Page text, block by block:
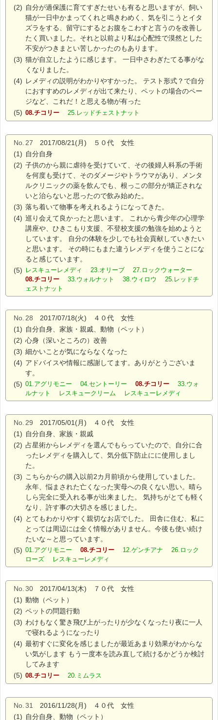
(2) 自分が過保護に育てすぎたせいも有ると思いますが、飼い
猫が一日中かまってくれと鳴きわめく、気を引こうとイタ
ズラをする、留守にするとお腹をこわすと言うのを改善し
たく買いました。それと以前より私は心配性で漠然とした
不安がつきまとい苦しかったのもあります。
(3) 猫が自立したように感じます。 一日中さわぎたてる事がな
くなりました。
(4) レメディの説明がわかりやすかった。 テスト形式？で自分
におすすめのレメディが出て来たり、ペットの場合のペー
ジなど、これだ！と思える物が有った
(5) 08.チコリー 25.レッドチェストナット
No. 27 2017/08/21(月) ５０代 女性
(1) 自分自身
(2) 子供のから親に虐待を受けていて、その後婦人科系の手術
を何度も受けて、そのダメージやトラウマがあり、メンタ
ルクリニックの薬を飲んでも、根っこの部分が矯正されな
いと治らないと思ったので飲み始めた。
(3) 落ち着いて物事を考えれるようになってきた。
(4) 巡り会えて良かったと思います。 これから青少年の心理学
講座や、ひきこもり支援、不登校支援の勉強を始めようと
しています。 自分の体験を少しでも社会貢献していきたい
と思います。 その時にもまた違うレメディを使うことにな
ると感じています。
(5) レスキューレメディ 23.オリーブ 27.ロックウォーター
08.チコリー
33.ウォルナット 38.ウィロウ 25.レッドチ
ェストナット
No. 28 2017/07/18(火) ４０代 女性
(1) 自分自身、家族・親戚、動物（ペット）
(2) 心身（深いところの）改善
(3) 細かいことが気にならなくなった
(4) アドバイスや情報に感謝してます。ありがとうございま
す。
(5) 01.アグリモニー 04.セントーリー 08.チコリー
33.ウォ
ルナット レスキュークリーム レスキューレメディ
No. 29 2017/05/01(月) ４０代 女性
(1) 自分自身、家族・親戚
(2) 占星術からレメディを選んでもらっていたので、自分に合
ったレメディを購入して、気分低下防止にに使用しまし
た。
(3) こちらからの購入以前2カ月前頃から使用していました。
永年、悩まされた亡くなった実母への良くない思い。晴ら
しら完全に受入れる事が出来ました。 気持ちがとても軽く
なり、許す事の大切さを感じました。
(4) とてもわかりやすく親切なお店でした。 田舎に住む、私に
とっては周辺には全く情報がありません。今後も使い続け
たいな～と思っています。
(5) 01.アグリモニー 08.チコリー
12.ゲンチアナ 26.ロック
ローズ レスキューレメディ
No. 30 2017/04/13(木) ７０代 女性
(1) 動物（ペット）
(2) ペットの問題行動
(3) わけもなく驚き飛び上がったりが少なくなったり夜に一人
で寝れるようになったり
(4) 最初すぐに変化を感じましたが最近あまり効果がわからな
い気がします もう一度本を読み直して続けるかどうか検討
してみます
(5) 08.チコリー 20.ミムラス
No. 31
2016/11/28(月) ４０代 女性
(1) 自分自身、動物（ペット）